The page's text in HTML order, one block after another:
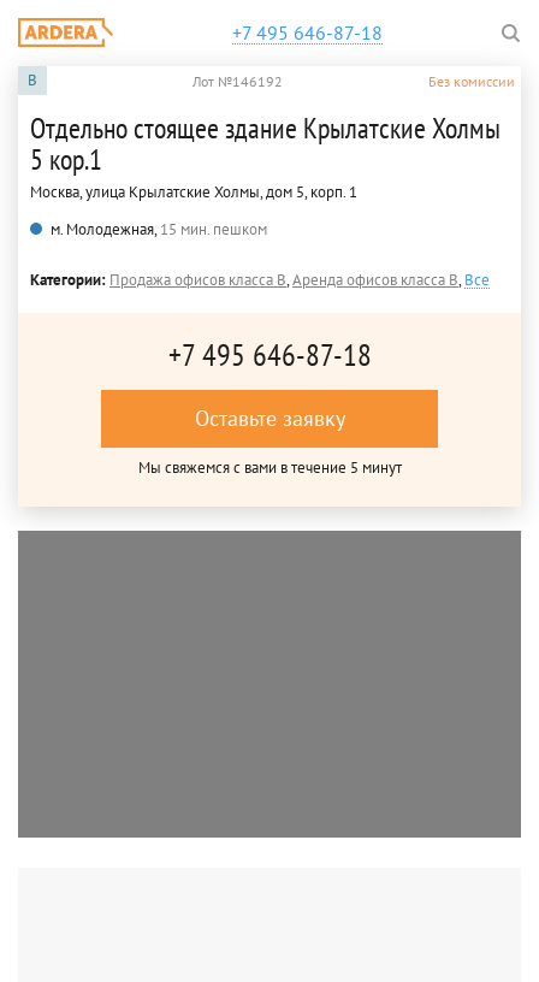
+7 495 646-87-18
B Лот №146192 Без комиссии
Отдельно стоящее здание Крылатские Холмы
5 кор.1
Москва, улица Крылатские Холмы, дом 5, корп. 1
м. Молодежная,15 мин. пешком
Категории: Продажа офисов класса B,Аренда офисов класса B,Все
+7 495 646-87-18
Оставьте заявку
Мы свяжемся с вами в течение 5 минут